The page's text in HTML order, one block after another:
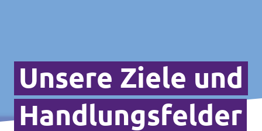
Unsere Ziele und
Handlungsfelder